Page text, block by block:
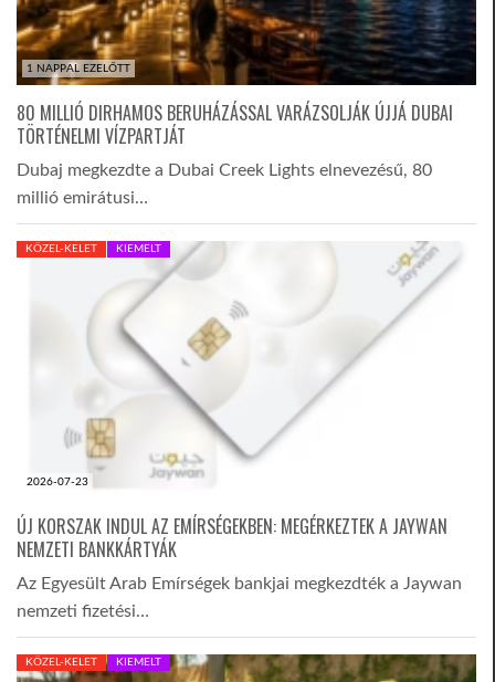
1 NAPPAL EZELŐTT
80 MILLIÓ DIRHAMOS BERUHÁZÁSSAL VARÁZSOLJÁK ÚJJÁ DUBAI
TÖRTÉNELMI VÍZPARTJÁT
Dubaj megkezdte a Dubai Creek Lights elnevezésű, 80
millió emirátusi…
2026-07-23
KÖZEL-KELET KIEMELT
ÚJ KORSZAK INDUL AZ EMÍRSÉGEKBEN: MEGÉRKEZTEK A JAYWAN
NEMZETI BANKKÁRTYÁK
Az Egyesült Arab Emírségek bankjai megkezdték a Jaywan
nemzeti fizetési…
KÖZEL-KELET KIEMELT